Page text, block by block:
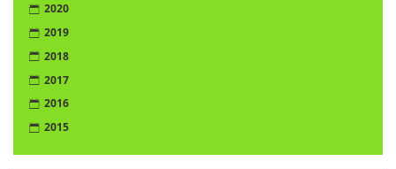
2020
2019
2018
2017
2016
2015